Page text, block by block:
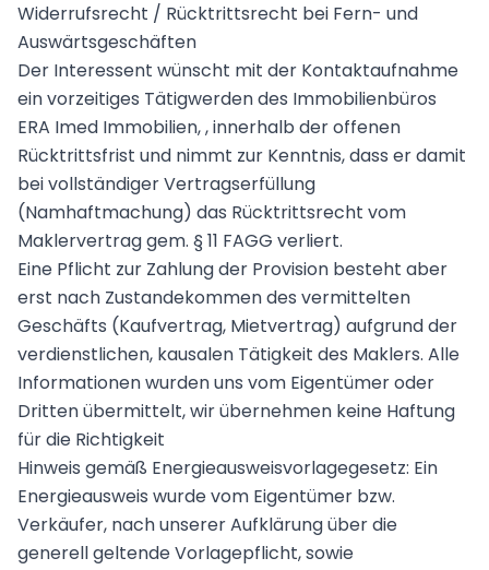
Widerrufsrecht / Rücktrittsrecht bei Fern- und
Auswärtsgeschäften
Der Interessent wünscht mit der Kontaktaufnahme
ein vorzeitiges Tätigwerden des Immobilienbüros
ERA Imed Immobilien, , innerhalb der offenen
Rücktrittsfrist und nimmt zur Kenntnis, dass er damit
bei vollständiger Vertragserfüllung
(Namhaftmachung) das Rücktrittsrecht vom
Maklervertrag gem. § 11 FAGG verliert.
Eine Pflicht zur Zahlung der Provision besteht aber
erst nach Zustandekommen des vermittelten
Geschäfts (Kaufvertrag, Mietvertrag) aufgrund der
verdienstlichen, kausalen Tätigkeit des Maklers. Alle
Informationen wurden uns vom Eigentümer oder
Dritten übermittelt, wir übernehmen keine Haftung
für die Richtigkeit
Hinweis gemäß Energieausweisvorlagegesetz: Ein
Energieausweis wurde vom Eigentümer bzw.
Verkäufer, nach unserer Aufklärung über die
generell geltende Vorlagepflicht, sowie